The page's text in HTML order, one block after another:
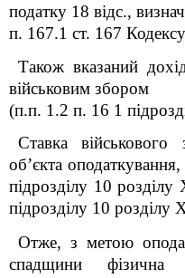
податку 18 відс.,
п. 167.1 ст. 167
Також вказаний
військовим збором
(п.п. 1.2 п. 16 1
Ставка
об’єкта
підрозділу 10
підрозділу 10 розділу
Отже, з метою
спадщини